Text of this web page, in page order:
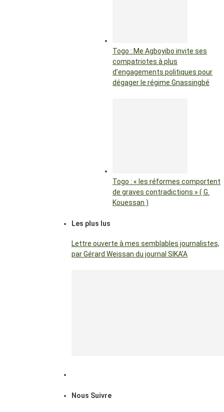
Togo : Me Agboyibo invite ses
compatriotes à plus
d’engagements politiques pour
dégager le régime Gnassingbé
Togo : « les réformes comportent
de graves contradictions » ( G.
Kouessan )
Les plus lus
Lettre ouverte à mes semblables journalistes,
par Gérard Weissan du journal SIKA’A
Nous Suivre